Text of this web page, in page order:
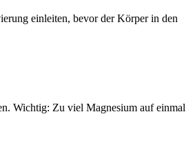
einleiten, bevor der Körper in den
Wichtig: Zu viel Magnesium auf einmal